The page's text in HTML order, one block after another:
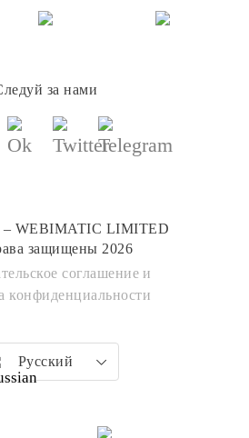
за нами
WEBIMATIC LIMITED
защищены 2026
соглашение и
конфиденциальности
Русский